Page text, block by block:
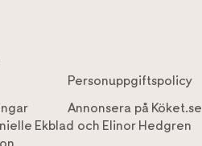
Personuppgiftspolicy
Annonsera på Köket.se
Ekblad och Elinor Hedgren